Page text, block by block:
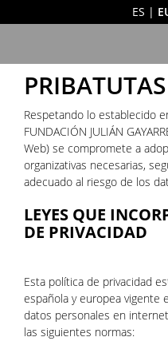
ES |
Respetando lo establecido
FUNDACIÓN JULIÁN
Web) se compromete a
organizativas necesarias,
adecuado al riesgo de los
LEYES QUE
DE PRIVACIDAD
Esta política de privacidad
española y europea vigente
datos personales en
las siguientes normas: